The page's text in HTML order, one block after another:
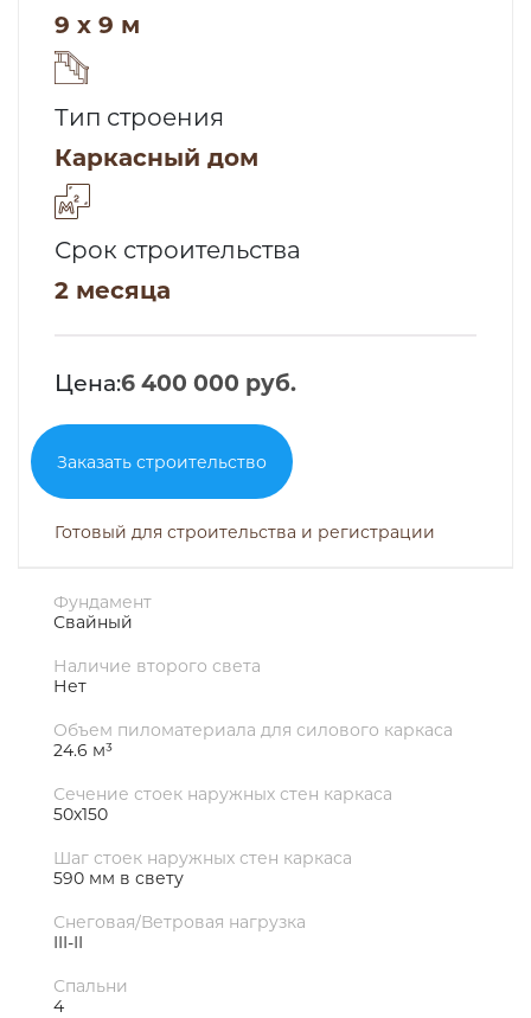
9 x 9 м
Тип строения
Каркасный дом
Срок строительства
2 месяца
Цена:6 400 000 руб.
Заказать строительство
Готовый для строительства и регистрации
Фундамент
Свайный
Наличие второго света
Нет
Объем пиломатериала для силового каркаса
24.6 м³
Сечение стоек наружных стен каркаса
50х150
Шаг стоек наружных стен каркаса
590 мм в свету
Снеговая/Ветровая нагрузка
III-II
Спальни
4